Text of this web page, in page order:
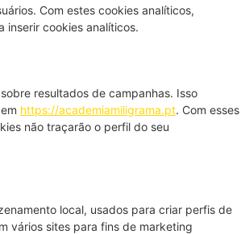
Com estes cookies analíticos,
inserir cookies analíticos.
resultados de campanhas. Isso
https://academiamiligrama.pt. Com esses
não traçarão o perfil do seu
local, usados para criar perfis de
vários sites para fins de marketing